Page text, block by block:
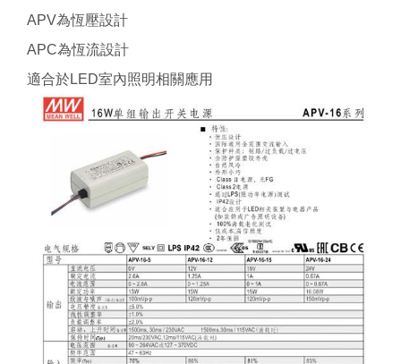
APV為恆壓設計
APC為恆流設計
適合於LED室內照明相關應用